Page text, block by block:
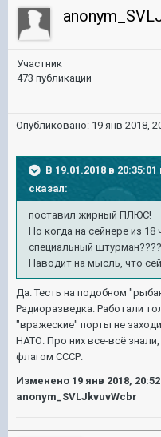
Участник
473 публикации
Опубликовано: 19 янв 2018,
В 19.01.2018 в
сказал:
поставил жирный ПЛЮС!
Но когда на сейнере из 18
специальный штурман????
Наводит на мысль, что
Да. Тесть на подобном
Радиоразведка. Работали
"вражеские" порты не
НАТО. Про них все-всё
флагом СССР.
Изменено 19 янв 2018,
anonym_SVLJkvuvWcbr